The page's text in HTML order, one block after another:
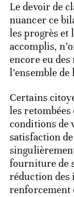
Le devoir de
nuancer ce
les progrès et
accomplis,
encore eu
l’ensemble
Certains
les
conditions de
satisfaction
fourniture de
réduction des
renforcement